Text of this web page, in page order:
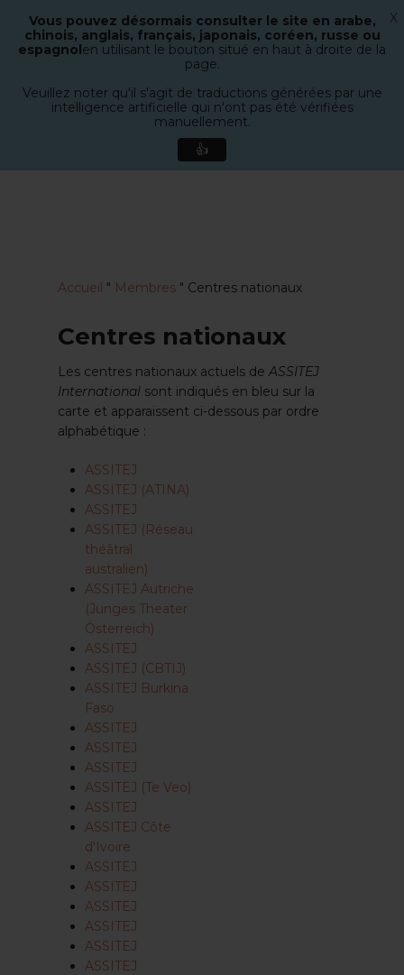
recherche
Menu
Accueil " Membres " Centres nationaux
Centres nationaux
Les centres nationaux actuels deASSITEJ
International sont indiqués en bleu sur la
carte et apparaissent ci-dessous par ordre
alphabétique :
ASSITEJ
ASSITEJ (ATINA)
ASSITEJ
ASSITEJ (Réseau
théâtral
australien)
ASSITEJ Autriche
(Junges Theater
Österreich)
ASSITEJ
ASSITEJ (CBTIJ)
ASSITEJ Burkina
Faso
ASSITEJ
ASSITEJ
ASSITEJ
ASSITEJ (Te Veo)
ASSITEJ
ASSITEJ Côte
d'Ivoire
ASSITEJ
ASSITEJ
ASSITEJ
ASSITEJ
ASSITEJ
ASSITEJ
Fermer
menu
Vous pouvez désormais consulter le site en arabe,
chinois, anglais, français, japonais, coréen, russe ou
espagnolen utilisant le bouton situé en haut à droite de la
page.
Veuillez noter qu'il s'agit de traductions générées par une
intelligence artificielle qui n'ont pas été vérifiées
manuellement.
👍
X